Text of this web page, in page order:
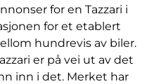
for en Tazzari i
for et etablert
hundrevis av biler.
er på vei ut av det
inn i det. Merket har